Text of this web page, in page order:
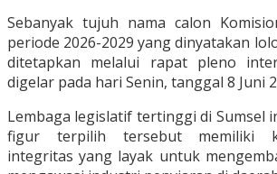
Sebanyak tujuh nama calon
periode 2026-2029 yang dinyatakan
ditetapkan melalui rapat pleno
digelar pada hari Senin, tanggal 8 Juni
Lembaga legislatif tertinggi di Sumsel
figur terpilih tersebut memiliki
integritas yang layak untuk